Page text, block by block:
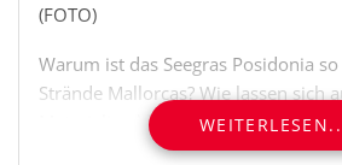
(FOTO)
Warum ist das Seegras Posidonia
Strände Mallorcas? Wie lassen sich
Materialien kleine Meeresbewohner
schützt eigentlich die
WEITERLESEN..